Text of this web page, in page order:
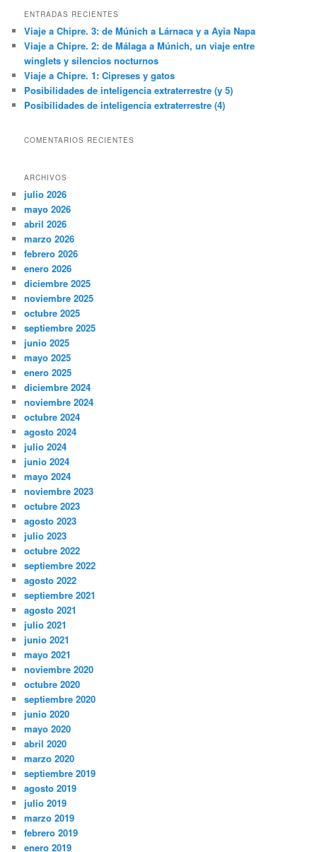
c
r
ENTRADAS RECIENTES
Viaje a Chipre. 3: de Múnich a Lárnaca y a Ayia Napa
Viaje a Chipre. 2: de Málaga a Múnich, un viaje entre
winglets y silencios nocturnos
Viaje a Chipre. 1: Cipreses y gatos
Posibilidades de inteligencia extraterrestre (y 5)
Posibilidades de inteligencia extraterrestre (4)
COMENTARIOS RECIENTES
ARCHIVOS
julio 2026
mayo 2026
abril 2026
marzo 2026
febrero 2026
enero 2026
diciembre 2025
noviembre 2025
octubre 2025
septiembre 2025
junio 2025
mayo 2025
enero 2025
diciembre 2024
noviembre 2024
octubre 2024
agosto 2024
julio 2024
junio 2024
mayo 2024
noviembre 2023
octubre 2023
agosto 2023
julio 2023
octubre 2022
septiembre 2022
agosto 2022
septiembre 2021
agosto 2021
julio 2021
junio 2021
mayo 2021
noviembre 2020
octubre 2020
septiembre 2020
junio 2020
mayo 2020
abril 2020
marzo 2020
septiembre 2019
agosto 2019
julio 2019
marzo 2019
febrero 2019
enero 2019